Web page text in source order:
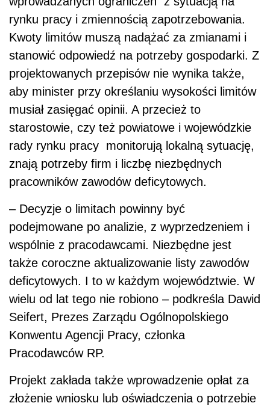
rynku pracy i zmiennością zapotrzebowania.
Kwoty limitów muszą nadążać za zmianami i
stanowić odpowiedź na potrzeby gospodarki. Z
projektowanych przepisów nie wynika także,
aby minister przy określaniu wysokości limitów
musiał zasięgać opinii. A przecież to
starostowie, czy też powiatowe i wojewódzkie
rady rynku pracy monitorują lokalną sytuację,
znają potrzeby firm i liczbę niezbędnych
pracowników zawodów deficytowych.
– Decyzje o limitach powinny być
podejmowane po analizie, z wyprzedzeniem i
wspólnie z pracodawcami. Niezbędne jest
także coroczne aktualizowanie listy zawodów
deficytowych. I to w każdym województwie. W
wielu od lat tego nie robiono – podkreśla Dawid
Seifert, Prezes Zarządu Ogólnopolskiego
Konwentu Agencji Pracy, członka
Pracodawców RP.
Projekt zakłada także wprowadzenie opłat za
złożenie wniosku lub oświadczenia o potrzebie